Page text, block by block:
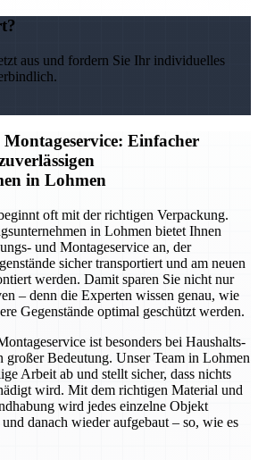
aus und fordern Sie Ihr individuelles
Einfacher
in Lohmen
oft mit der richtigen Verpackung.
in Lohmen bietet Ihnen
und Montageservice an, der
sicher transportiert und am neuen
werden. Damit sparen Sie nicht nur
– denn die Experten wissen genau, wie
Gegenstände optimal geschützt werden.
ist besonders bei Haushalts-
Bedeutung. Unser Team in Lohmen
Arbeit ab und stellt sicher, dass nichts
wird. Mit dem richtigen Material und
wird jedes einzelne Objekt
danach wieder aufgebaut – so, wie es